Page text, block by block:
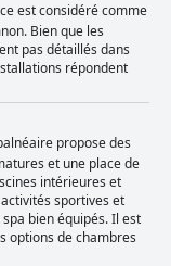
est considéré comme
Bien que les
pas détaillés dans
répondent
propose des
et une place de
intérieures et
sportives et
bien équipés. Il est
options de chambres